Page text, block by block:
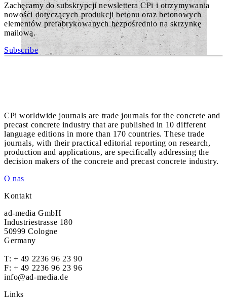
Zachęcamy do subskrypcji newslettera CPi i otrzymywania
nowości dotyczących produkcji betonu oraz betonowych
elementów prefabrykowanych bezpośrednio na skrzynkę
mailową.
Subscribe
CPi worldwide journals are trade journals for the concrete and
precast concrete industry that are published in 10 different
language editions in more than 170 countries. These trade
journals, with their practical editorial reporting on research,
production and applications, are specifically addressing the
decision makers of the concrete and precast concrete industry.
O nas
Kontakt
ad-media GmbH
Industriestrasse 180
50999 Cologne
Germany
T: + 49 2236 96 23 90
F: + 49 2236 96 23 96
info@ad-media.de
Links